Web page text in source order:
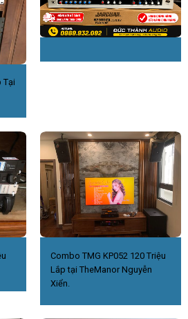
Tại
Combo TMG KP052 120 Triệu
Lắp tại TheManor Nguyễn
Xiển.